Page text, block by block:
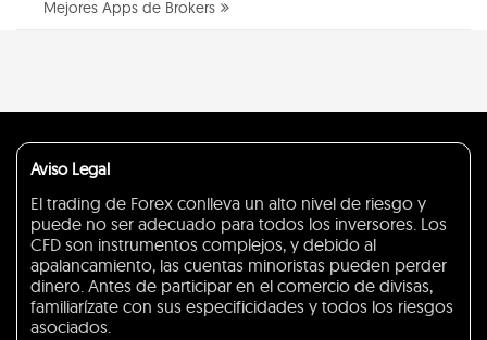
Mejores Apps de Brokers
Aviso Legal
El trading de Forex conlleva un alto nivel de riesgo y
puede no ser adecuado para todos los inversores. Los
CFD son instrumentos complejos, y debido al
apalancamiento, las cuentas minoristas pueden perder
dinero. Antes de participar en el comercio de divisas,
familiarízate con sus especificidades y todos los riesgos
asociados.